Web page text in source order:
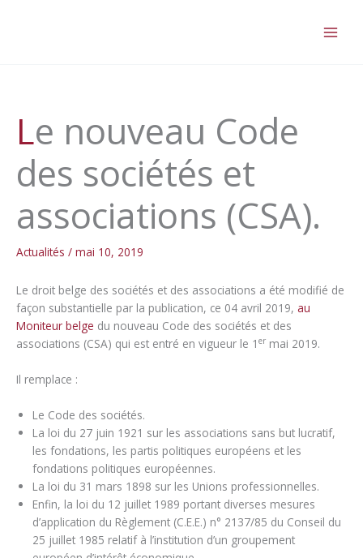
Le nouveau Code
des sociétés et
associations (CSA).
Actualités / mai 10, 2019
Le droit belge des sociétés et des associations a été modifié de
façon substantielle par la publication, ce 04 avril 2019, au
Moniteur belge du nouveau Code des sociétés et des
associations (CSA) qui est entré en vigueur le 1 er mai 2019.
Il remplace :
Le Code des sociétés.
La loi du 27 juin 1921 sur les associations sans but lucratif,
les fondations, les partis politiques européens et les
fondations politiques européennes.
La loi du 31 mars 1898 sur les Unions professionnelles.
Enfin, la loi du 12 juillet 1989 portant diverses mesures
d’application du Règlement (C.E.E.) n° 2137/85 du Conseil du
25 juillet 1985 relatif à l’institution d’un groupement